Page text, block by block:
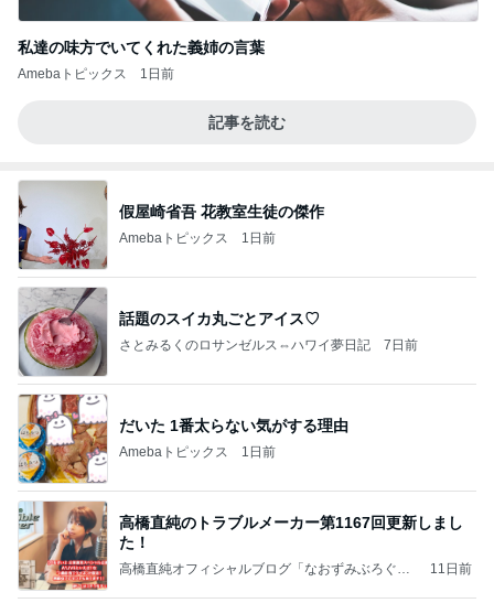
私達の味方でいてくれた義姉の言葉
Amebaトピックス 1日前
記事を読む
假屋崎省吾 花教室生徒の傑作
Amebaトピックス 1日前
話題のスイカ丸ごとアイス♡
さとみるくのロサンゼルス⇔ハワイ夢日記 7日前
だいた 1番太らない気がする理由
Amebaトピックス 1日前
高橋直純のトラブルメーカー第1167回更新しまし
た！
高橋直純オフィシャルブログ「なおずみぶろぐ」
11日前